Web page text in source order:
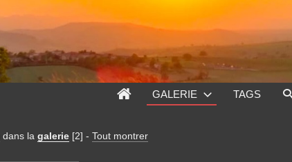
GALERIE TAGS
dans la galerie [2] - Tout montrer